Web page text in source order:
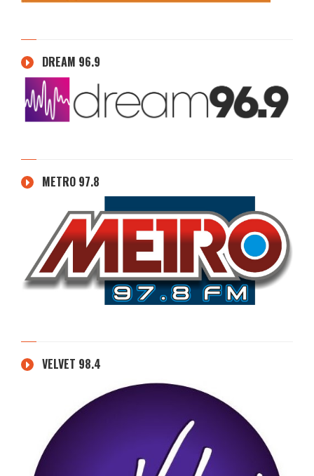
DREAM 96.9
METRO 97.8
VELVET 98.4